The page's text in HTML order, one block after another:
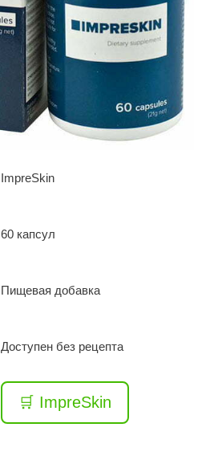
ImpreSkin
60 капсул
Пищевая добавка
Доступен без рецепта
🛒 ImpreSkin